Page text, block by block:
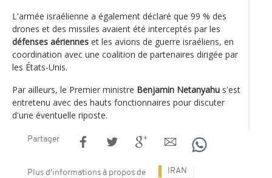
L'armée israélienne a également déclaré que 99 % des
drones et des missiles avaient été interceptés par les
défenses aériennes et les avions de guerre israéliens, en
coordination avec une coalition de partenaires dirigée par
les États-Unis.
Par ailleurs, le Premier ministre Benjamin Netanyahu s'est
entretenu avec des hauts fonctionnaires pour discuter
d'une éventuelle riposte.
Partager
Plus d'informations à propos de IRAN